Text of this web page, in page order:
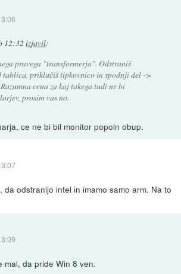
12:32 izjavil:
pravega "transformerja". Odstraniš
tablica, priklučiš tipkovnico in spodnji del ->
cena za kaj takega tudi ne bi
prosim vas no.
ce ne bi bil monitor popoln obup.
da odstranijo intel in imamo samo arm. Na to
mal, da pride Win 8 ven.